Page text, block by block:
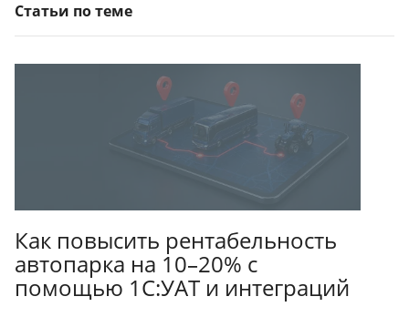
Статьи по теме
Как повысить рентабельность
автопарка на 10–20% с
помощью 1С:УАТ и интеграций